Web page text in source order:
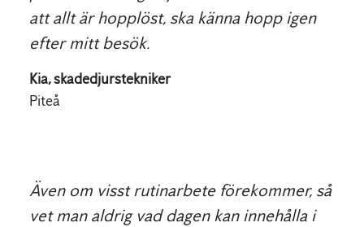
att allt är hopplöst, ska känna hopp igen
efter mitt besök.
Kia, skadedjurstekniker
Piteå
Även om visst rutinarbete förekommer, så
vet man aldrig vad dagen kan innehålla i